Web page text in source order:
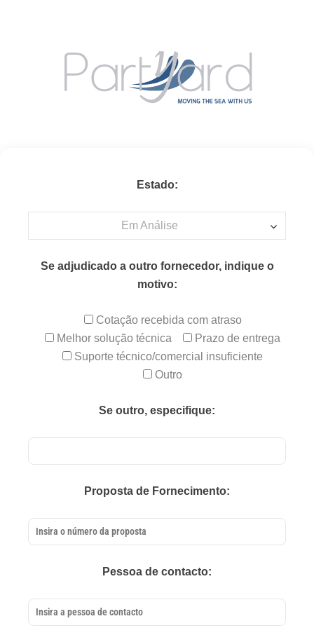
Estado:
Em Análise
Se adjudicado a outro fornecedor, indique o
motivo:
Cotação recebida com atraso
Melhor solução técnica
Prazo de entrega
Suporte técnico/comercial insuficiente
Outro
Se outro, especifique:
Proposta de Fornecimento:
Pessoa de contacto: